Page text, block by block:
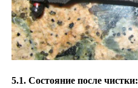
5.1. Состояние после чистки: